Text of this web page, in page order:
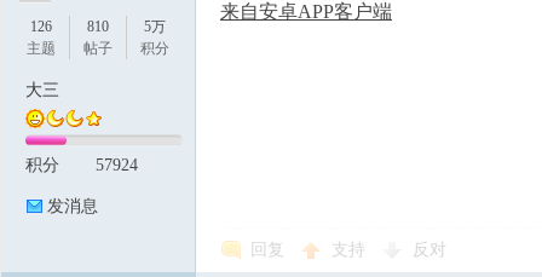
126
主题
810
帖子
5万
积分
大三
积分 57924
发消息
来自安卓APP客户端
回复 支持 反对